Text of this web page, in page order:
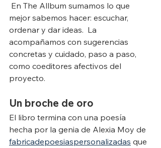
En The Allbum sumamos lo que
mejor sabemos hacer: escuchar,
ordenar y dar ideas.  La
acompañamos con sugerencias
concretas y cuidado, paso a paso,
como coeditores afectivos del
proyecto.
Un broche de oro
El libro termina con una poesía
hecha por la genia de Alexia Moy de
fabricadepoesiaspersonalizadas que